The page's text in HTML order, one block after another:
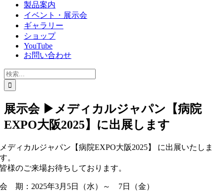
製品案内
イベント・展示会
ギャラリー
ショップ
YouTube
お問い合わせ
検
索
…
展示会 ▶メディカルジャパン【病院
EXPO大阪2025】に出展します
メディカルジャパン【病院EXPO大阪2025】 に出展いたしま
す。
皆様のご来場お待ちしております。
会 期：2025年3月5日（水）～ 7日（金）